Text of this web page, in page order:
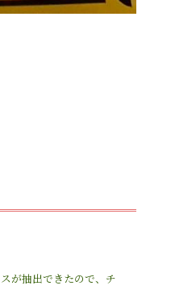
が抽出できたので、チ